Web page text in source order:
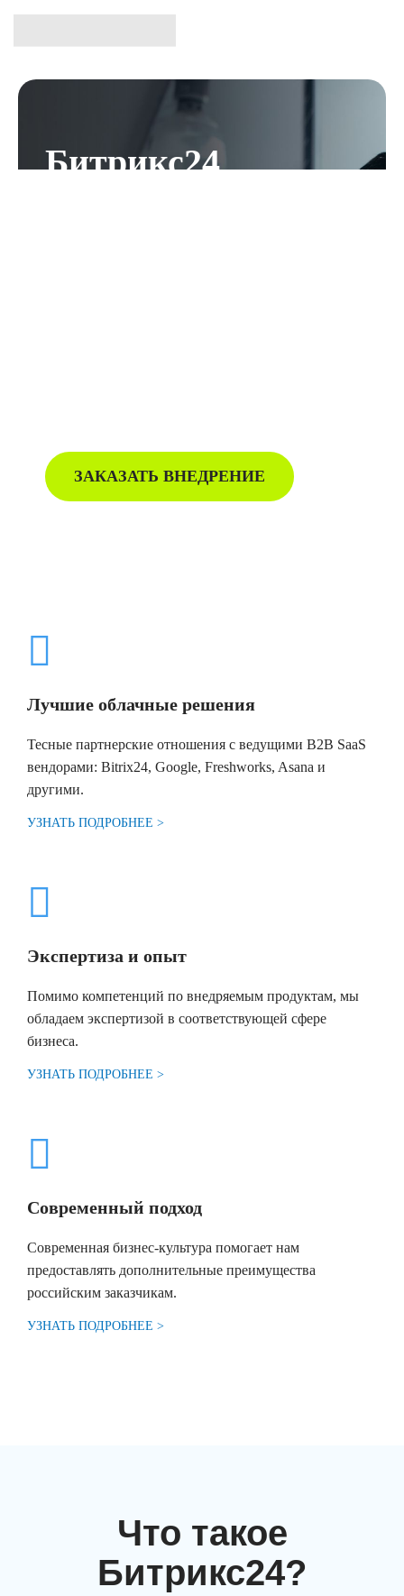
Битрикс24
ЗАКАЗАТЬ ВНЕДРЕНИЕ
Лучшие облачные решения
Тесные партнерские отношения с ведущими B2B SaaS
вендорами: Bitrix24, Google, Freshworks, Asana и
другими.
УЗНАТЬ ПОДРОБНЕЕ >
Экспертиза и опыт
Помимо компетенций по внедряемым продуктам, мы
обладаем экспертизой в соответствующей сфере
бизнеса.
УЗНАТЬ ПОДРОБНЕЕ >
Современный подход
Современная бизнес-культура помогает нам
предоставлять дополнительные преимущества
российским заказчикам.
УЗНАТЬ ПОДРОБНЕЕ >
Что такое
Битрикс24?